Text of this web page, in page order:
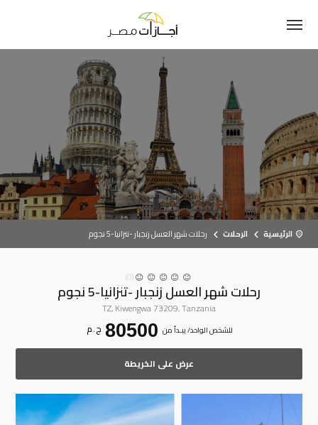
الرئيسية الرحلات رحلات شهر العسل زنجبار -تنزانيا-5 نجوم
(0)
رحلات شهر العسل زنجبار -تنزانيا-5 نجوم
TZ, Kiwengwa 73209, Tanzania
للشخص الواحد/ يبـدأ من 80500 ج . م
عرض على الخريطة